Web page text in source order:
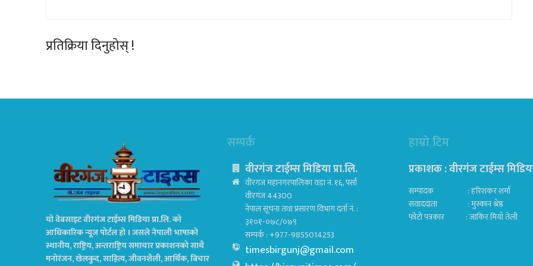
प्रतिक्रिया दिनुहोस् !
यो वेबसाइट वीरगंज टाईम्स मिडिया प्रा.लि. को
आधिकारिक न्यूज पोर्टल हो । जसले नेपाली भाषाको
स्थानीय, राष्ट्रिय, अन्तराष्ट्रिय समाचार प्रकाशनको साथै
मनोरंजन, खेलकुद, साहित्य, जीवनशैली, आर्थिक, बिचार
सम्पर्क
वीरगंज टाईम्स मिडिया प्रा.लि.
वीरगंज महानगरपालिका वडा नं. १६, पर्सा
वीरगंज 44300
नेपाल सूचना तथा प्रसारण विभाग दर्ता नं. :
३१०१-०७८/०७९
सम्पर्क : +977-9855014253
timesbirgunj@gmail.com
हाम्रो टिम
प्रकाशक : वीरगंज टाईम्स
सम्पादक : हरिशंकर शर्मा
संवाददाता : मुस्कान श्रेष्ठ
फोटो पत्रकार : जाकिर मियाँ तेली